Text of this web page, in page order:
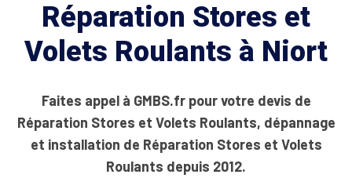
Réparation Stores et
Volets Roulants à Niort
Faites appel à GMBS.fr pour votre devis de
Réparation Stores et Volets Roulants, dépannage
et installation de Réparation Stores et Volets
Roulants depuis 2012.